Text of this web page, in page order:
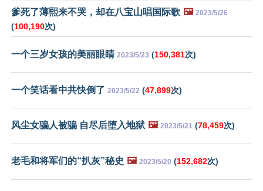
爹死了薄熙来不哭，却在八宝山唱国际歌 🖼️ 2023/5/26
(100,190次)
一个三岁女孩的美丽眼睛 2023/5/23 (150,381次)
一个笑话看中共快倒了 2023/5/22 (47,899次)
风尘女骗人被骗 自尽后堕入地狱 🖼️ 2023/5/21 (78,459次)
老毛和将军们的“扒灰”秘史 🖼️ 2023/5/20 (152,682次)